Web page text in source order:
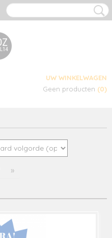
UW WINKELWAGEN
Geen producten (0)
»